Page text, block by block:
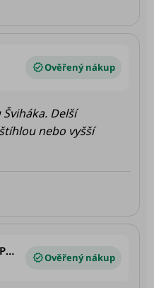
černá, opravdu
je 5 z 5 hvězdiček.
Delší
nebo vyšší
Veronika Hruskova Perutkova
5 z 5 hvězdiček.